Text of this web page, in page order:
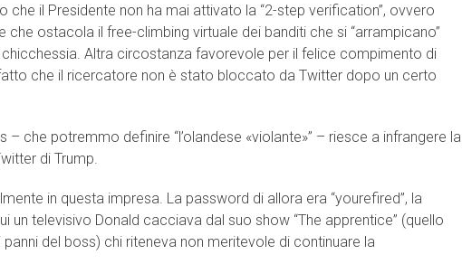
che il Presidente non ha mai attivato la “2-step verification”, ovvero
che ostacola il free-climbing virtuale dei banditi che si “arrampicano”
Altra circostanza favorevole per il felice compimento di
che il ricercatore non è stato bloccato da Twitter dopo un certo
– che potremmo definire “l’olandese «violante»” – riesce a infrangere la
di Trump.
in questa impresa. La password di allora era “yourefired”, la
un televisivo Donald cacciava dal suo show “The apprentice” (quello
del boss) chi riteneva non meritevole di continuare la